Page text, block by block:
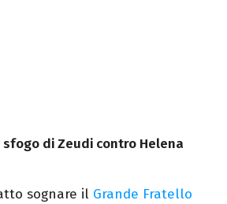
di Zeudi contro Helena
sognare il Grande Fratello